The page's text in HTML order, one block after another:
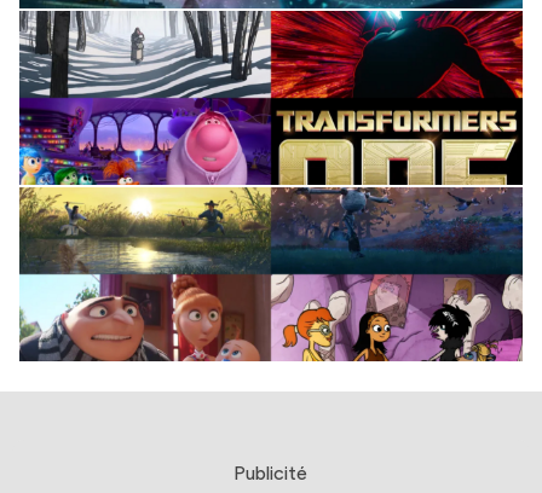
Publicité